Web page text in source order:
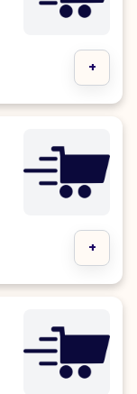
+
+